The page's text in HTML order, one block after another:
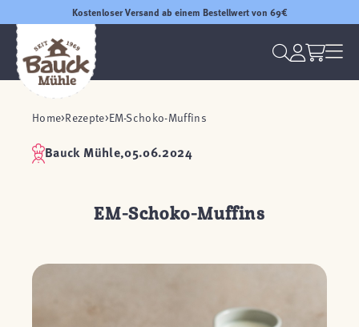
Kostenloser Versand ab einem Bestellwert von 69€
Home Rezepte EM-Schoko-Muffins
Bauck Mühle,05.06.2024
EM-Schoko-Muffins